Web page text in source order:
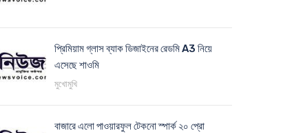
প্রিমিয়াম গ্লাস ব্যাক ডিজাইনের রেডমি A3 নিয়ে
এসেছে শাওমি
মুখোমুখি
বাজারে এলো পাওয়ারফুল টেকনো স্পার্ক ২০ প্রো